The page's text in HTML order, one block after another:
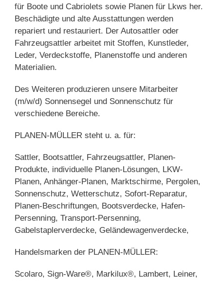
für Boote und Cabriolets sowie Planen für Lkws her.
Beschädigte und alte Ausstattungen werden
repariert und restauriert. Der Autosattler oder
Fahrzeugsattler arbeitet mit Stoffen, Kunstleder,
Leder, Verdeckstoffe, Planenstoffe und anderen
Materialien.
Des Weiteren produzieren unsere Mitarbeiter
(m/w/d) Sonnensegel und Sonnenschutz für
verschiedene Bereiche.
PLANEN-MÜLLER steht u. a. für:
Sattler, Bootsattler, Fahrzeugsattler, Planen-
Produkte, individuelle Planen-Lösungen, LKW-
Planen, Anhänger-Planen, Marktschirme, Pergolen,
Sonnenschutz, Wetterschutz, Sofort-Reparatur,
Planen-Beschriftungen, Bootsverdecke, Hafen-
Persenning, Transport-Persenning,
Gabelstaplerverdecke, Geländewagenverdecke,
Handelsmarken der PLANEN-MÜLLER:
Scolaro, Sign-Ware®, Markilux®, Lambert, Leiner,